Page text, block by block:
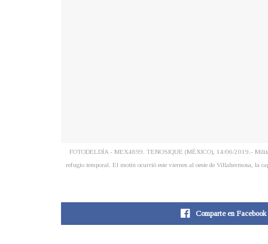
FOTODELDÍA - MEX4899. TENOSIQUE (MÉXICO), 14/06/2019.-
refugio temporal. El motín ocurrió este viernes al oeste de Villahermosa, la
Comparte en Facebook